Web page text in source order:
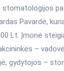
stomatologijos
Pavardė,
Lt. Įmonė
–
gydytojos –